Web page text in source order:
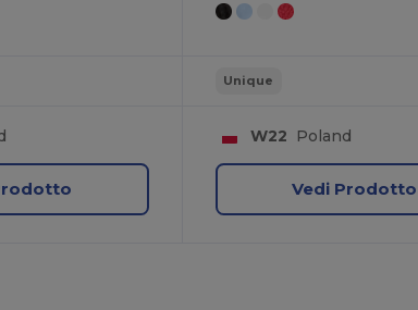
Unique
W22 Poland
Vedi Prodotto